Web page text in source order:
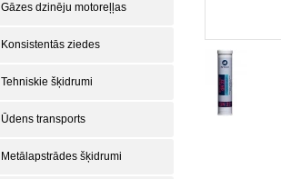
Gāzes dzinēju motoreļļas
Konsistentās ziedes
Tehniskie šķidrumi
Ūdens transports
Metālapstrādes šķidrumi